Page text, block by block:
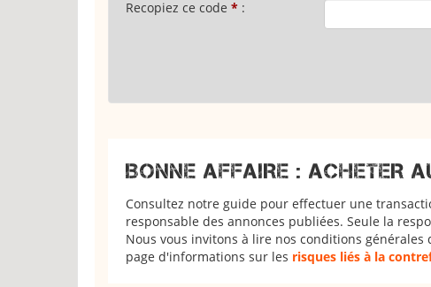
Recopiez ce code * :
BONNE AFFAIRE : ACHETER
Consultez notre guide pour effectuer une
responsable des annonces publiées. Seule la
Nous vous invitons à lire nos conditions
page d'informations sur les risques liés à la